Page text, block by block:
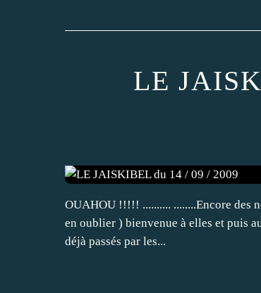
LE
OUAHOU !!!!! .......... ........Encore des
en oublier ) bienvenue à elles et puis
déjà passés par les...